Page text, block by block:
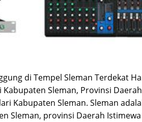
di Tempel Sleman Terdekat
Sleman, Provinsi
Kabupaten Sleman. Sleman
Sleman, provinsi Daerah